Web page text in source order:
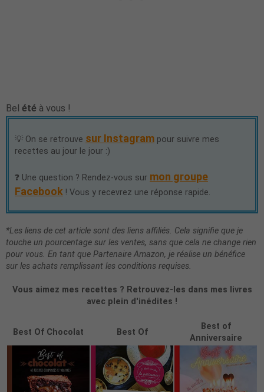
Bel été à vous !
💡 On se retrouve sur Instagram pour suivre mes
recettes au jour le jour :)
❓ Une question ? Rendez-vous sur mon groupe
Facebook ! Vous y recevrez une réponse rapide.
*Les liens de cet article sont des liens affiliés. Cela signifie que je
touche un pourcentage sur les ventes, sans que cela ne change rien
pour vous. En tant que Partenaire Amazon, je réalise un bénéfice
sur les achats remplissant les conditions requises.
Vous aimez mes recettes ? Retrouvez-les dans mes livres
avec plein d'inédites !
Best Of Chocolat Best Of
Best of
Anniversaire